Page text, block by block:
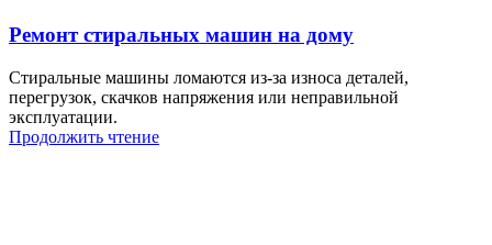
Ремонт стиральных машин на дому
Стиральные машины ломаются из-за износа деталей,
перегрузок, скачков напряжения или неправильной
эксплуатации.
Продолжить чтение